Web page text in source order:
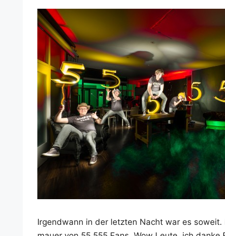
Irgend­wann in der letz­ten Nacht war es soweit.